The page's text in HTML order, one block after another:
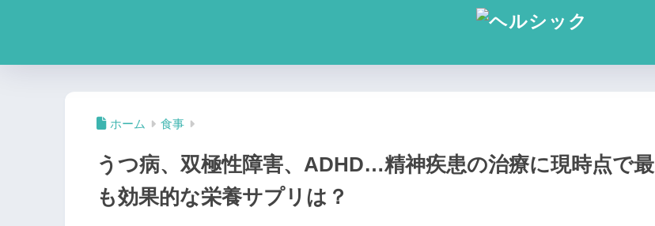
ホーム 食事
うつ病、双極性障害、ADHD…精神疾患の治療に現時点で最
も効果的な栄養サプリは？